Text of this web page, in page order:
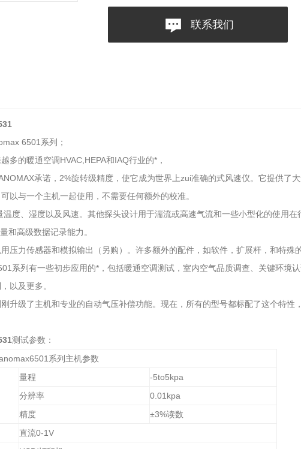
联系我们
6501系列；
多的暖通空调HVAC,HEPA和IAQ行业的*，
承诺，2%旋转级精度，使它成为世界上zui准确的式风速仪。它提供了
以与一个主机一起使用，不需要任何额外的校准。
度、湿度以及风速。其他探头设计用于湍流或高速气流和一些小型化的使用在
和高级数据记录能力。
压力传感器和模拟输出（另购）。许多额外的配件，如软件，扩展杆，和特殊
系列有一些初步应用的*，包括暖通空调测试，室内空气品质调查、关键环境
以及更多。
升级了主机和专业的自动气压补偿功能。现在，所有的型号都标配了这个特性
测试参数：
系列主机参数
量程
-5to5kpa
分辨率
0.01kpa
精度
±3%读数
直流0-1V